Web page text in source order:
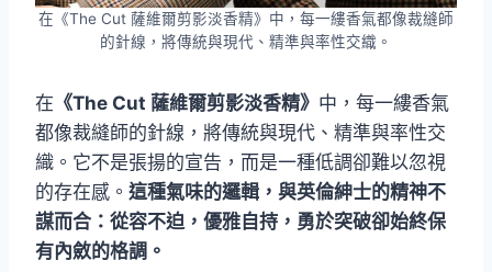
在《The Cut 薩維爾剪影淡香精》中，每一縷香氣都像裁縫師
的針線，將傳統與現代、精準與率性交織。
在 《The Cut 薩維爾剪影淡香精》 中，每一縷香氣
都像裁縫師的針線，將傳統與現代、精準與率性交
織。它不是張揚的宣告，而是一種低調卻難以忽視
的存在感。 這種氣味的邏輯，與英倫紳士的精神不
謀而合：從容不迫，優雅自持，勇於突破卻始終保
有內斂的格調。